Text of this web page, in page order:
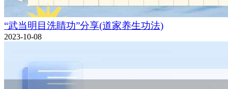
“武当明目洗睛功”分享(道家养生功法)
2023-10-08